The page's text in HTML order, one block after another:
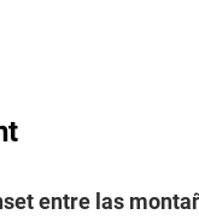
entre las